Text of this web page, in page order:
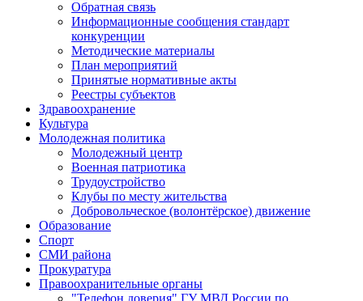
Обратная связь
Информационные сообщения стандарт
конкуренции
Методические материалы
План мероприятий
Принятые нормативные акты
Реестры субъектов
Здравоохранение
Культура
Молодежная политика
Молодежный центр
Военная патриотика
Трудоустройство
Клубы по месту жительства
Добровольческое (волонтёрское) движение
Образование
Спорт
СМИ района
Прокуратура
Правоохранительные органы
"Телефон доверия" ГУ МВД России по